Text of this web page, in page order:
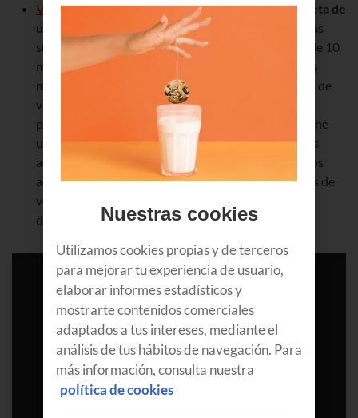
Vivino: Escáner de vinos.Haz unafoto de la etiqueta de
un vino
y descubre precio, valoraciones, reseñas y las
sugerencias de maridaje que han hecho hasta más de 10
millones de personas. Además, podrás encontrar las
mejores ofertas y comprar online, descubrir tiendas de
vinos cercanas,
hacer tu propia lista de favoritos
puntuar y compartir. Casi todo. Es gratis aunque tiene
una versión Premium de pago que incluye funciones
adicionales como opiniones de expertos y los precios
actualizados provenientes de más de 50.000 puntos de
venta de todo el mundo. Es una App gratuita y está
disponible paraAndroideiOS.
Nuestras cookies
Utilizamos cookies propias y de terceros
para mejorar tu experiencia de usuario,
elaborar informes estadísticos y
mostrarte contenidos comerciales
adaptados a tus intereses, mediante el
análisis de tus hábitos de navegación. Para
más información, consulta nuestra
política de cookies